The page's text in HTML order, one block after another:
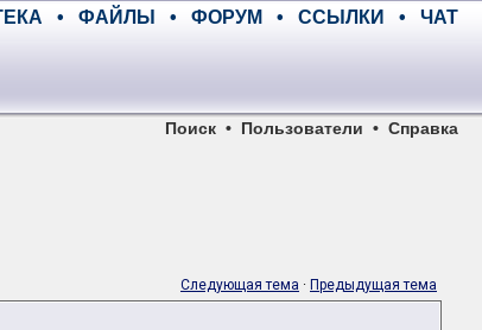
• ФАЙЛЫ • ФОРУМ • ССЫЛКИ • ЧАТ
Поиск • Пользователи • Справка
Следующая тема · Предыдущая тема